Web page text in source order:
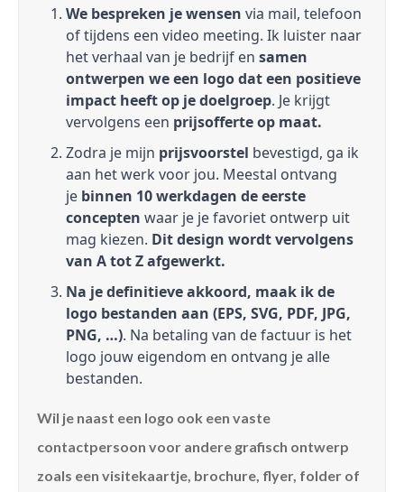
We bespreken je wensen via mail, telefoon
of tijdens een video meeting. Ik luister naar
het verhaal van je bedrijf en samen
ontwerpen we een logo dat een positieve
impact heeft op je doelgroep. Je krijgt
vervolgens een prijsofferte op maat.
Zodra je mijn prijsvoorstel bevestigd, ga ik
aan het werk voor jou. Meestal ontvang
je binnen 10 werkdagen de eerste
concepten waar je je favoriet ontwerp uit
mag kiezen. Dit design wordt vervolgens
van A tot Z afgewerkt.
Na je definitieve akkoord, maak ik de
logo bestanden aan (EPS, SVG, PDF, JPG,
PNG, …). Na betaling van de factuur is het
logo jouw eigendom en ontvang je alle
bestanden.
Wil je naast een logo ook een vaste
contactpersoon voor andere grafisch ontwerp
zoals een visitekaartje, brochure, flyer, folder of